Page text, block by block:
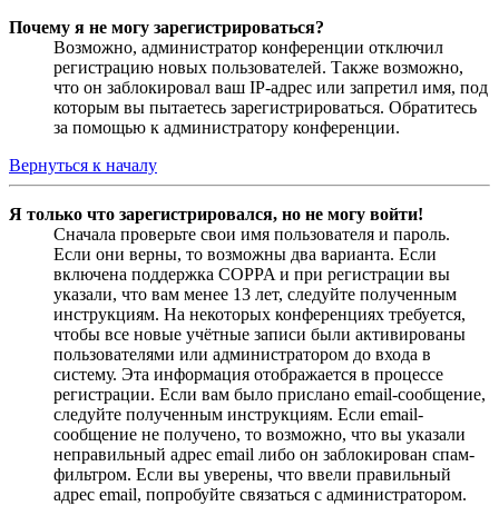
Почему я не могу зарегистрироваться?
Возможно, администратор конференции отключил
регистрацию новых пользователей. Также возможно,
что он заблокировал ваш IP-адрес или запретил имя, под
которым вы пытаетесь зарегистрироваться. Обратитесь
за помощью к администратору конференции.
Вернуться к началу
Я только что зарегистрировался, но не могу войти!
Сначала проверьте свои имя пользователя и пароль.
Если они верны, то возможны два варианта. Если
включена поддержка COPPA и при регистрации вы
указали, что вам менее 13 лет, следуйте полученным
инструкциям. На некоторых конференциях требуется,
чтобы все новые учётные записи были активированы
пользователями или администратором до входа в
систему. Эта информация отображается в процессе
регистрации. Если вам было прислано email-сообщение,
следуйте полученным инструкциям. Если email-
сообщение не получено, то возможно, что вы указали
неправильный адрес email либо он заблокирован спам-
фильтром. Если вы уверены, что ввели правильный
адрес email, попробуйте связаться с администратором.